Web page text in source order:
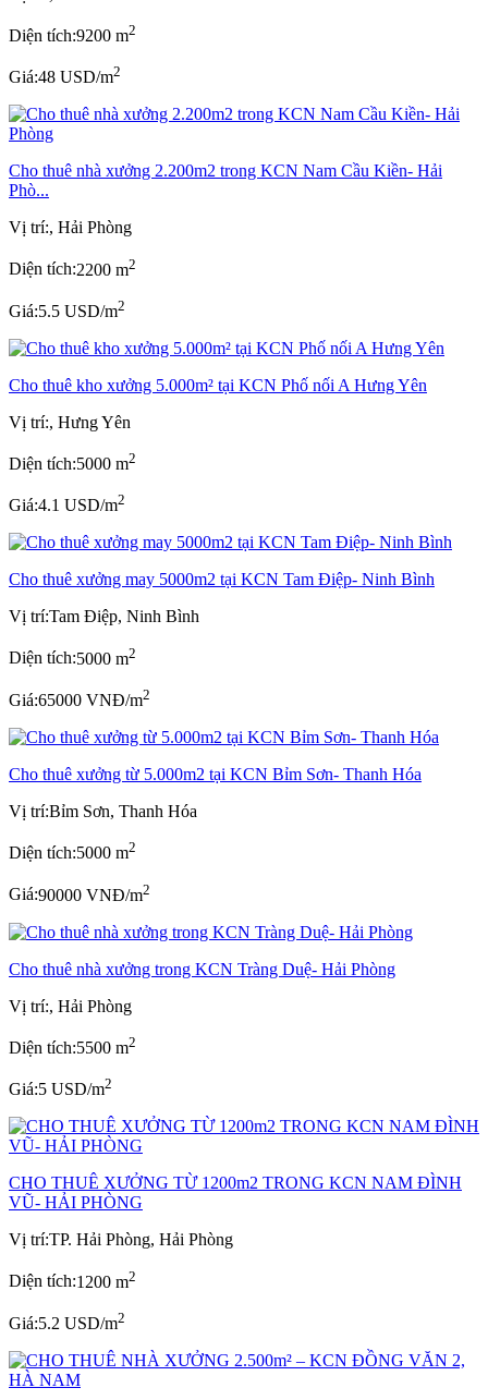
Diện tích:9200 m2
Giá:48 USD/m2
Cho thuê nhà xưởng 2.200m2 trong KCN Nam Cầu Kiền- Hải
Phò...
Vị trí:, Hải Phòng
Diện tích:2200 m2
Giá:5.5 USD/m2
Cho thuê kho xưởng 5.000m² tại KCN Phố nối A Hưng Yên
Vị trí:, Hưng Yên
Diện tích:5000 m2
Giá:4.1 USD/m2
Cho thuê xưởng may 5000m2 tại KCN Tam Điệp- Ninh Bình
Vị trí:Tam Điệp, Ninh Bình
Diện tích:5000 m2
Giá:65000 VNĐ/m2
Cho thuê xưởng từ 5.000m2 tại KCN Bỉm Sơn- Thanh Hóa
Vị trí:Bỉm Sơn, Thanh Hóa
Diện tích:5000 m2
Giá:90000 VNĐ/m2
Cho thuê nhà xưởng trong KCN Tràng Duệ- Hải Phòng
Vị trí:, Hải Phòng
Diện tích:5500 m2
Giá:5 USD/m2
CHO THUÊ XƯỞNG TỪ 1200m2 TRONG KCN NAM ĐÌNH
VŨ- HẢI PHÒNG
Vị trí:TP. Hải Phòng, Hải Phòng
Diện tích:1200 m2
Giá:5.2 USD/m2